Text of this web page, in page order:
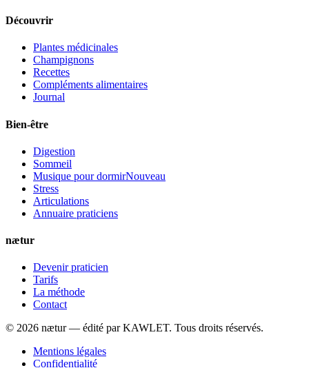
Découvrir
Plantes médicinales
Champignons
Recettes
Compléments alimentaires
Journal
Bien-être
Digestion
Sommeil
Musique pour dormirNouveau
Stress
Articulations
Annuaire praticiens
nætur
Devenir praticien
Tarifs
La méthode
Contact
© 2026 nætur — édité par KAWLET. Tous droits réservés.
Mentions légales
Confidentialité